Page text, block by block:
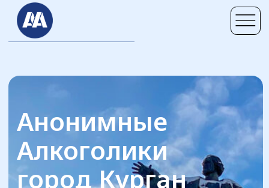
Анонимные
Алкоголики
город Курган
Бросить употребление алкоголя